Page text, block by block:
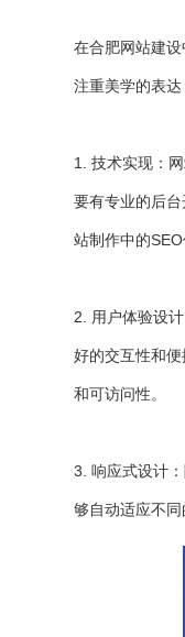
在合肥网站建
注重美学的表
1. 技术实现：
要有专业的后
站制作中的
2. 用户体验设
好的交互性和
和可访问性。
3. 响应式设计
够自动适应不